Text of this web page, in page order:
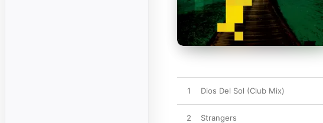
1 Dios Del Sol (Club Mix)
2 Strangers